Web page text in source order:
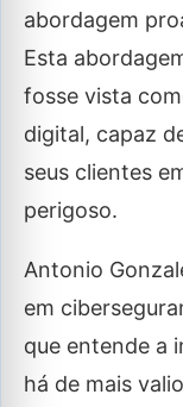
abordagem
Esta
fosse vista
digital, capaz
seus clientes
perigoso.
Antonio
em
que entende a
há de mais